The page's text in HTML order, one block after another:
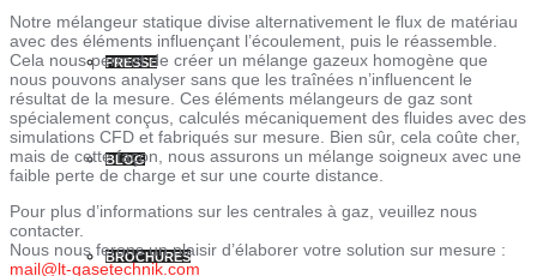
PRESSE
BLOG
BROCHURES
Notre mélangeur statique divise alternativement le flux de matériau
avec des éléments influençant l’écoulement, puis le réassemble.
Cela nous permet de créer un mélange gazeux homogène que
nous pouvons analyser sans que les traînées n’influencent le
résultat de la mesure. Ces éléments mélangeurs de gaz sont
spécialement conçus, calculés mécaniquement des fluides avec des
simulations CFD et fabriqués sur mesure. Bien sûr, cela coûte cher,
mais de cette façon, nous assurons un mélange soigneux avec une
faible perte de charge et sur une courte distance.
Pour plus d’informations sur les centrales à gaz, veuillez nous
contacter.
Nous nous ferons un plaisir d’élaborer votre solution sur mesure :
mail@lt-gasetechnik.com